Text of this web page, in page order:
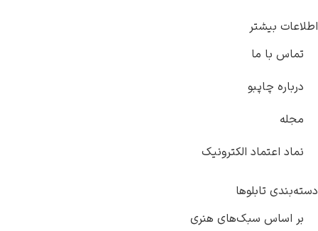
اطلاعات بیشتر
تماس با ما
درباره چاپبو
مجله
نماد اعتماد الکترونیک
دسته‌بندی تابلوها
بر اساس سبک‌های هنری